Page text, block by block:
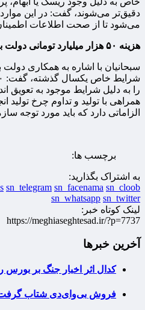
دقیق‌تر می‌شوند، گفت: در این
می‌شود تا از صحت اطلاعات
هزینه ۵۰ هزار میلیارد تومانی دولت با تاخیر در وصول مالیات
سبحانیان با اشاره به همکاری
را به دلیل شرایط موجود به تعویق
همراهی با تولید و تداوم چرخ تولید
الزاماتی دارد که باید مورد توجه
برچسب ها:
به اشتراک بگذارید:
sn_telegram sn_facenama sn_cloob
sn_whatsapp sn_twitter
لینک کوتاه خبر:
https://meghiaseghtesad.ir/?p=7737
آخرین خبرها
کدال اثر اخبار جنگ بر
فروش بی‌وای‌دی شتاب